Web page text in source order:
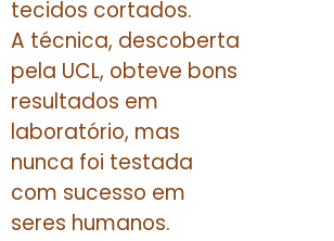
tecidos cortados.
A técnica, descoberta
pela UCL, obteve bons
resultados em
laboratório, mas
nunca foi testada
com sucesso em
seres humanos.